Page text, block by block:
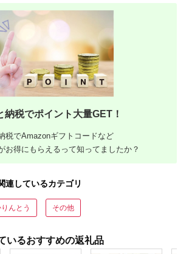
納税でポイント大量GET！
税でAmazonギフトコードなど
お得にもらえるって知ってましたか？
連しているカテゴリ
んとう その他
いるおすすめの返礼品